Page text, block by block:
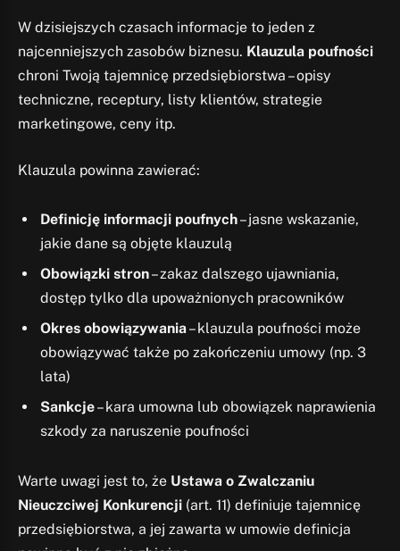
W dzisiejszych czasach informacje to jeden z
najcenniejszych zasobów biznesu. Klauzula poufności
chroni Twoją tajemnicę przedsiębiorstwa – opisy
techniczne, receptury, listy klientów, strategie
marketingowe, ceny itp.
Klauzula powinna zawierać:
Definicję informacji poufnych– jasne wskazanie,
jakie dane są objęte klauzulą
Obowiązki stron– zakaz dalszego ujawniania,
dostęp tylko dla upoważnionych pracowników
Okres obowiązywania– klauzula poufności może
obowiązywać także po zakończeniu umowy (np. 3
lata)
Sankcje– kara umowna lub obowiązek naprawienia
szkody za naruszenie poufności
Warte uwagi jest to, że Ustawa o Zwalczaniu
Nieuczciwej Konkurencji (art. 11) definiuje tajemnicę
przedsiębiorstwa, a jej zawarta w umowie definicja